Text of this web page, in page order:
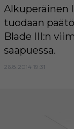
Alkuperäinen
tuodaan
Blade III:n
saapuessa.
26.8.2014 19:31